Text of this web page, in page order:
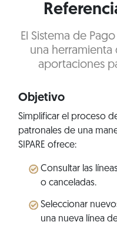
El Sistema de
una herramienta
aportaciones
Objetivo
Simplificar el proceso
patronales de una
SIPARE ofrece:
Consultar las
o canceladas.
Seleccionar
una nueva línea